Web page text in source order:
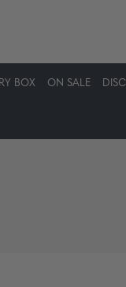
BOX ON SALE